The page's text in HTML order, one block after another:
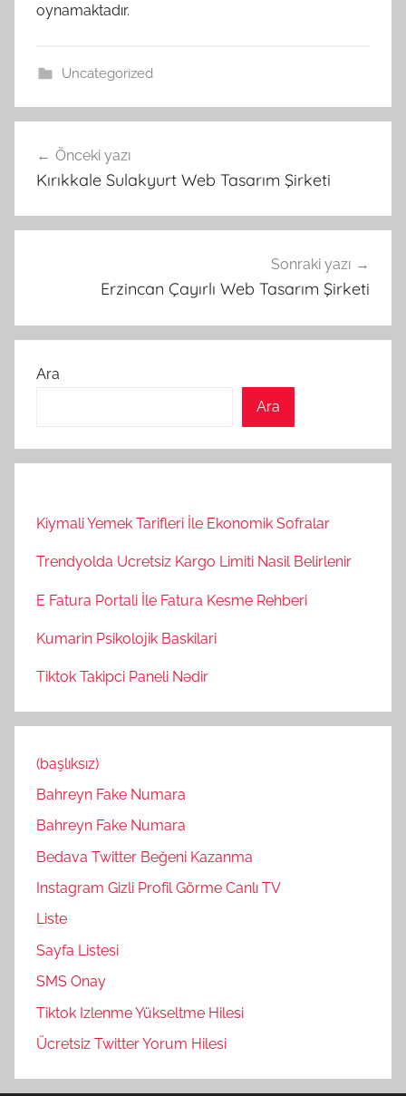
oynamaktadır.
Uncategorized
gezinmesi
Önceki yazı
Kırıkkale Sulakyurt Web Tasarım Şirketi
Sonraki yazı
Erzincan Çayırlı Web Tasarım Şirketi
Ara
Ara
Kiymali Yemek Tarifleri İle Ekonomik Sofralar
Trendyolda Ucretsiz Kargo Limiti Nasil Belirlenir
E Fatura Portali İle Fatura Kesme Rehberi
Kumarin Psikolojik Baskilari
Tiktok Takipci Paneli Nədir
(başlıksız)
Bahreyn Fake Numara
Bahreyn Fake Numara
Bedava Twitter Beğeni Kazanma
Instagram Gizli Profil Görme Canlı TV
Liste
Sayfa Listesi
SMS Onay
Tiktok Izlenme Yükseltme Hilesi
Ücretsiz Twitter Yorum Hilesi